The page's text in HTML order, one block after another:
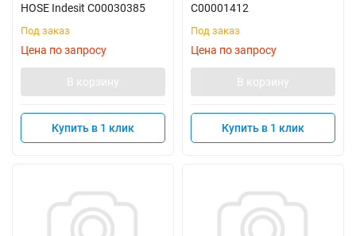
HOSE Indesit C00030385
Под заказ
Цена по запросу
В корзину
Купить в 1 клик
C00001412
Под заказ
Цена по запросу
В корзину
Купить в 1 клик